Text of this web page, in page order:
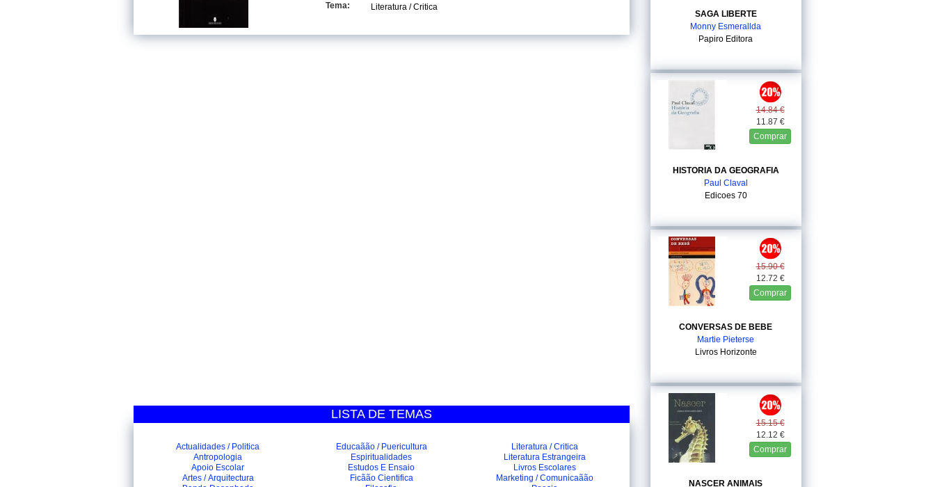
Tema:
Literatura / Critica
LISTA DE TEMAS
Actualidades / Politica
Antropologia
Apoio Escolar
Artes / Arquitectura
Educaãão / Puericultura
Espiritualidades
Estudos E Ensaio
Ficãão Cientifica
Literatura / Critica
Literatura Estrangeira
Livros Escolares
Marketing / Comunicaãão
SAGA LIBERTE
Monny Esmerallda
Papiro Editora
14.84 €
11.87 €
Comprar
HISTORIA DA GEOGRAFIA
Paul Claval
Edicoes 70
15.90 €
12.72 €
Comprar
CONVERSAS DE BEBE
Martie Pieterse
Livros Horizonte
15.15 €
12.12 €
Comprar
NASCER ANIMAIS